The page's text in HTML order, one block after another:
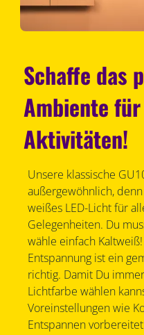
Schaffe das
Ambiente
Aktivitäten!
Unsere klassische
außergewöhnlich,
weißes LED-Licht für
Gelegenheiten. Du
wähle einfach
Entspannung ist ein
richtig. Damit Du
Lichtfarbe wählen
Voreinstellungen wie
Entspannen